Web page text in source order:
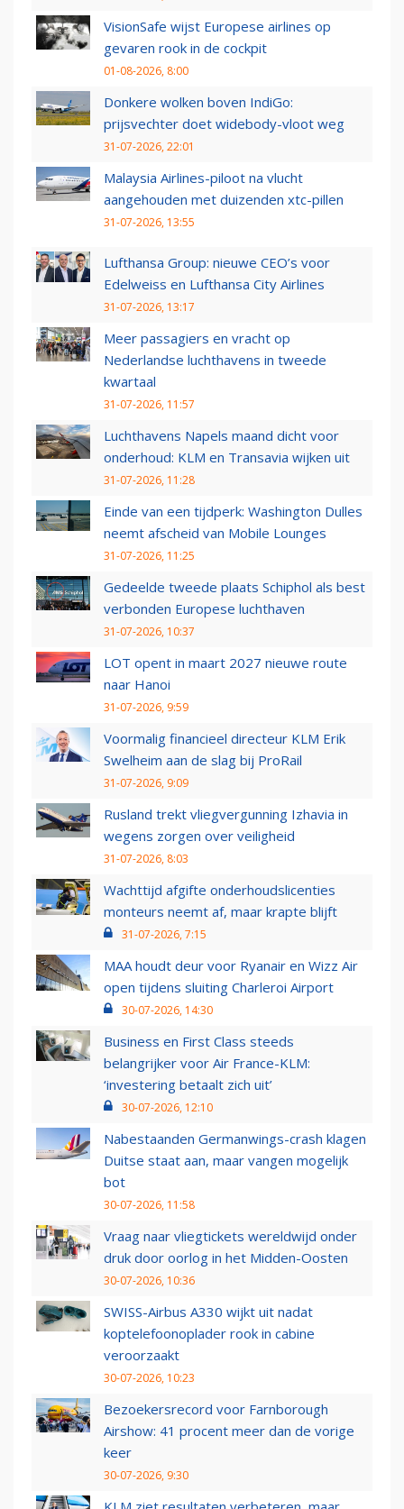
VisionSafe wijst Europese airlines op
gevaren rook in de cockpit
01-08-2026, 8:00
Donkere wolken boven IndiGo:
prijsvechter doet widebody-vloot weg
31-07-2026, 22:01
Malaysia Airlines-piloot na vlucht
aangehouden met duizenden xtc-pillen
31-07-2026, 13:55
Lufthansa Group: nieuwe CEO’s voor
Edelweiss en Lufthansa City Airlines
31-07-2026, 13:17
Meer passagiers en vracht op
Nederlandse luchthavens in tweede
kwartaal
31-07-2026, 11:57
Luchthavens Napels maand dicht voor
onderhoud: KLM en Transavia wijken uit
31-07-2026, 11:28
Einde van een tijdperk: Washington Dulles
neemt afscheid van Mobile Lounges
31-07-2026, 11:25
Gedeelde tweede plaats Schiphol als best
verbonden Europese luchthaven
31-07-2026, 10:37
LOT opent in maart 2027 nieuwe route
naar Hanoi
31-07-2026, 9:59
Voormalig financieel directeur KLM Erik
Swelheim aan de slag bij ProRail
31-07-2026, 9:09
Rusland trekt vliegvergunning Izhavia in
wegens zorgen over veiligheid
31-07-2026, 8:03
Wachttijd afgifte onderhoudslicenties
monteurs neemt af, maar krapte blijft
31-07-2026, 7:15
MAA houdt deur voor Ryanair en Wizz Air
open tijdens sluiting Charleroi Airport
30-07-2026, 14:30
Business en First Class steeds
belangrijker voor Air France-KLM:
‘investering betaalt zich uit’
30-07-2026, 12:10
Nabestaanden Germanwings-crash klagen
Duitse staat aan, maar vangen mogelijk
bot
30-07-2026, 11:58
Vraag naar vliegtickets wereldwijd onder
druk door oorlog in het Midden-Oosten
30-07-2026, 10:36
SWISS-Airbus A330 wijkt uit nadat
koptelefoonoplader rook in cabine
veroorzaakt
30-07-2026, 10:23
Bezoekersrecord voor Farnborough
Airshow: 41 procent meer dan de vorige
keer
30-07-2026, 9:30